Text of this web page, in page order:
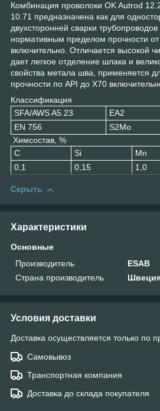
Комбинация проволоки OK Autrod
10.71 предназначена как для
двухсторонней сварки трубопроводов
нормативным пределом прочности
включительно. Отличается высокой
дает легкое отделение шлака и
свойства метала шва, применяется
прочности по API до X70
Классификация
SFA/AWS A5.23
EA2
EN 756
S2Mo
Химсостав, %
C
Si Mn
0,1
0,15 1,0
Скрыть
Характеристики
Основные
Производитель
ESAB
Страна производитель
Условия доставки
Доставка осуществляется только по
Самовывоз
Транспортная компания
Доставка до склада покупателя